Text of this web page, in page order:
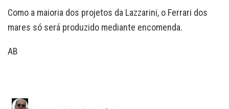
Como a maioria dos projetos da Lazzarini, o Ferrari dos
mares só será produzido mediante encomenda.
AB